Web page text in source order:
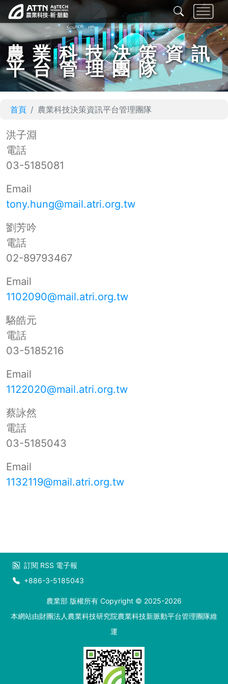
農業科技決策資訊
平台管理團隊
首頁 農業科技決策資訊平台管理團隊
洪子淵
電話
03-5185081
Email
tony.hung@mail.atri.org.tw
劉芳吟
電話
02-89793467
Email
1102090@mail.atri.org.tw
駱皓元
電話
03-5185216
Email
1122020@mail.atri.org.tw
蔡詠然
電話
03-5185043
Email
1132119@mail.atri.org.tw
訂閱 RSS 電子報
+886-3-5185043
農業部 版權所有 Copyright © 2025-2026
本網站由財團法人農業科技研究院農業科技新脈動平台管理團隊維
運